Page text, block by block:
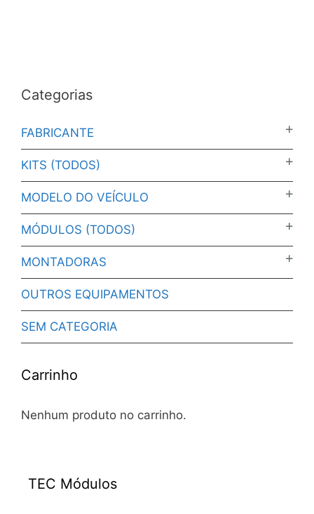
Categorias
FABRICANTE
KITS (TODOS)
MODELO DO VEÍCULO
MÓDULOS (TODOS)
MONTADORAS
OUTROS EQUIPAMENTOS
SEM CATEGORIA
Carrinho
Nenhum produto no carrinho.
TEC Módulos